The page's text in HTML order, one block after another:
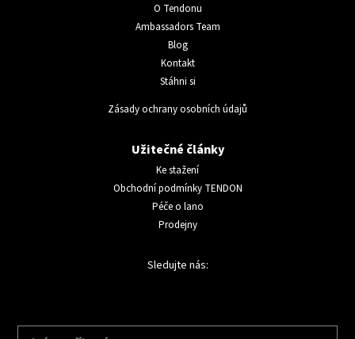
O Tendonu
Ambassadors Team
Blog
Kontakt
Stáhni si
Zásady ochrany osobních údajů
Užitečné články
Ke stažení
Obchodní podmínky TENDON
Péče o lano
Prodejny
Sledujte nás: